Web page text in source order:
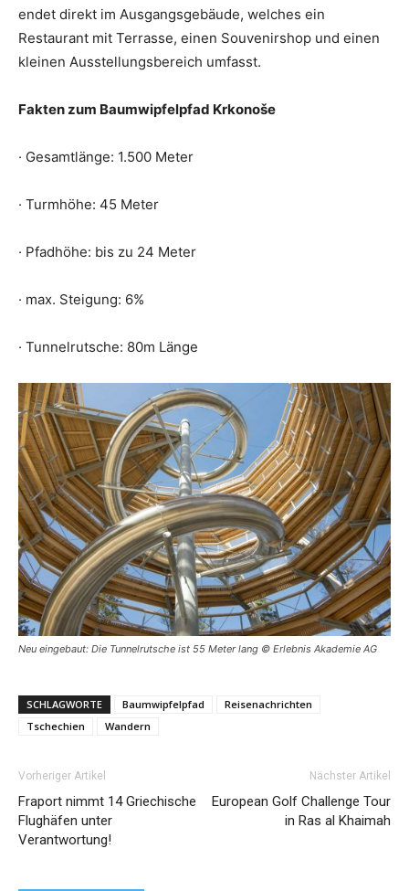
endet direkt im Ausgangsgebäude, welches ein
Restaurant mit Terrasse, einen Souvenirshop und einen
kleinen Ausstellungsbereich umfasst.
Fakten zum Baumwipfelpfad Krkonoše
· Gesamtlänge: 1.500 Meter
· Turmhöhe: 45 Meter
· Pfadhöhe: bis zu 24 Meter
· max. Steigung: 6%
· Tunnelrutsche: 80m Länge
Neu eingebaut: Die Tunnelrutsche ist 55 Meter lang © Erlebnis Akademie AG
SCHLAGWORTE Baumwipfelpfad
Reisenachrichten
Tschechien
Wandern
Vorheriger Artikel
Fraport nimmt 14 Griechische
Flughäfen unter
Verantwortung!
Nächster Artikel
European Golf Challenge Tour
in Ras al Khaimah